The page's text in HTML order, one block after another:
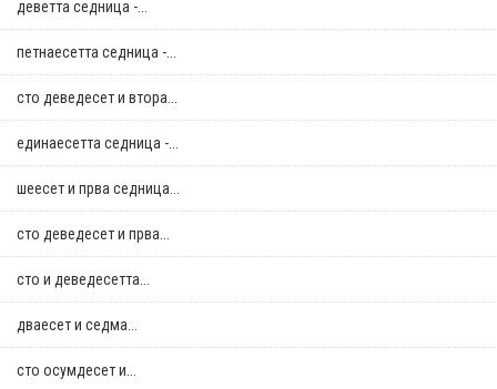
деветта седница -...
петнаесетта седница -...
сто деведесет и втора...
единаесетта седница -...
шеесет и прва седница...
сто деведесет и прва...
сто и деведесетта...
дваесет и седма...
сто осумдесет и...